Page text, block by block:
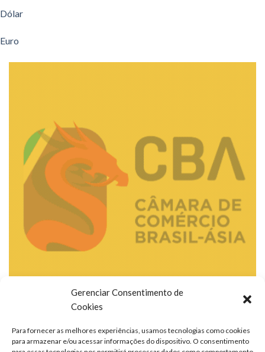
Gerenciar Consentimento de
Cookies
Para fornecer as melhores experiências, usamos tecnologias como cookies
para armazenar e/ou acessar informações do dispositivo. O consentimento
Dólar
Euro